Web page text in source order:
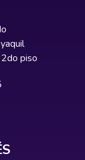
piso